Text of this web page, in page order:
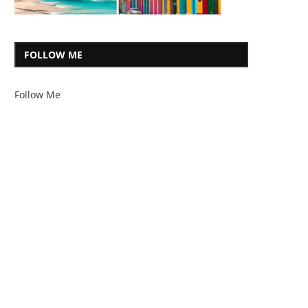
FOLLOW ME
Follow Me